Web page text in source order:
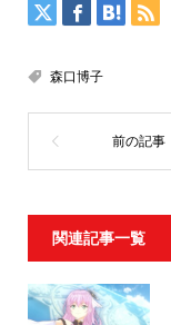
森口博子
関連記事一覧